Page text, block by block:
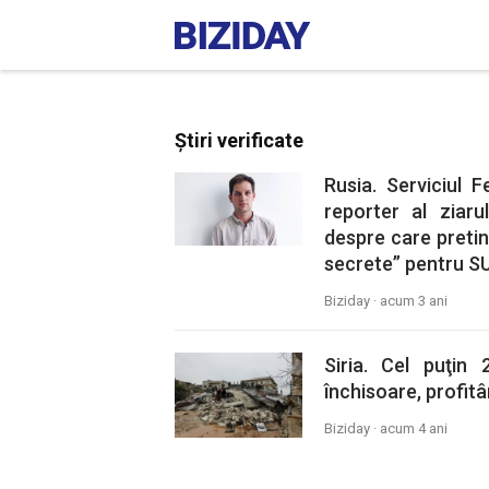
Știri verificate
Rusia. Serviciul
reporter al
despre care
secrete” pentru
Biziday · acum 3 ani
Siria. Cel puţin
închisoare,
Biziday · acum 4 ani